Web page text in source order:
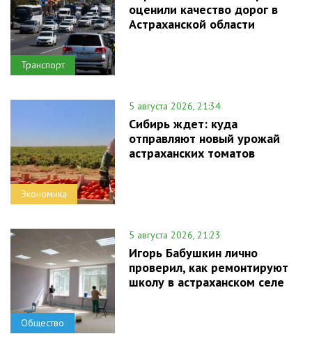
Транспорт
оценили качество дорог в
Астраханской области
Экономика
5 августа 2026, 21:34
Сибирь ждет: куда
отправляют новый урожай
астраханских томатов
Общество
5 августа 2026, 21:23
Игорь Бабушкин лично
проверил, как ремонтируют
школу в астраханском селе